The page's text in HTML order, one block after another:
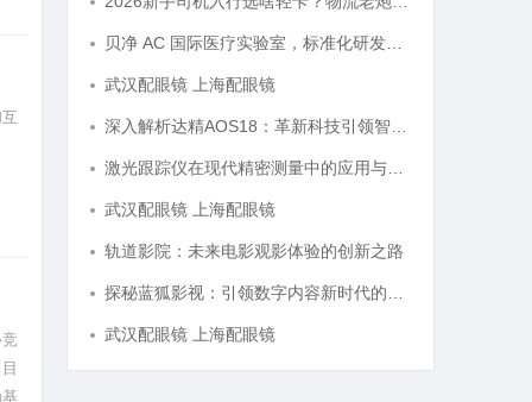
武汉配眼镜 上海配眼镜
武汉配眼镜 上海配眼镜
轨道影院：未来电影观影体验的创新之路
武汉配眼镜 上海配眼镜